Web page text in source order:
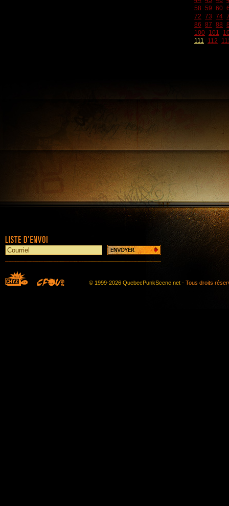
58 59 60
72 73 74
86 87 88
100 101
111
112
© 1999-2026 QuebecPunkScene.net - Tous droits